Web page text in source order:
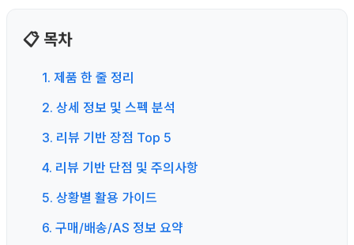
📋 목차
1. 제품 한 줄 정리
2. 상세 정보 및 스펙 분석
3. 리뷰 기반 장점 Top 5
4. 리뷰 기반 단점 및 주의사항
5. 상황별 활용 가이드
6. 구매/배송/AS 정보 요약